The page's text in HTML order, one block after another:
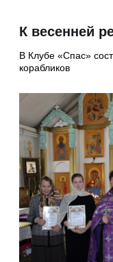
К весенней
В Клубе «Спас»
корабликов